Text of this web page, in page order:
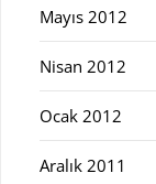
Mayıs 2012
Nisan 2012
Ocak 2012
Aralık 2011